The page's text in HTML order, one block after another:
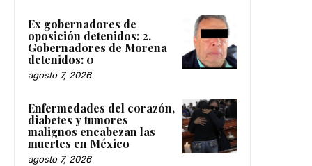
Ex gobernadores de
oposición detenidos: 2.
Gobernadores de Morena
detenidos: 0
agosto 7, 2026
Enfermedades del corazón,
diabetes y tumores
malignos encabezan las
muertes en México
agosto 7, 2026